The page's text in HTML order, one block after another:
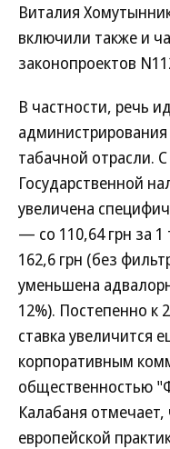
Виталия
включили также и
законопроектов
В частности, речь
табачной отрасли.
Государственной
увеличена
— со 110,64 грн за 1
162,6 грн (без
уменьшена
12%). Постепенно к
ставка увеличится
корпоративным
общественностью
Калабаня отмечает,
европейской